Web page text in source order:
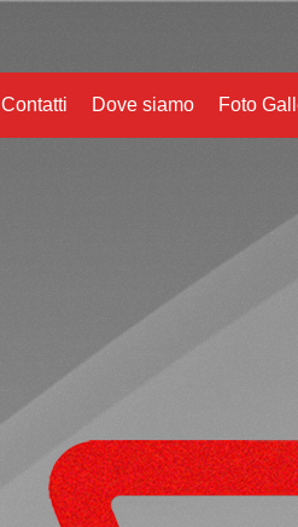
Contatti Dove siamo Foto